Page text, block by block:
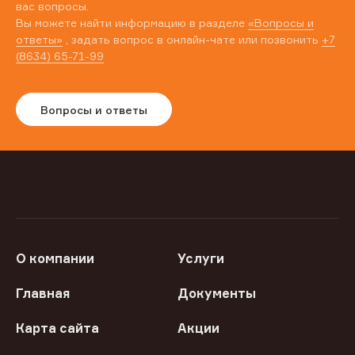
вас вопросы.
Вы можете найти информацию в разделе «Вопросы и
ответы» , задать вопрос в онлайн-чате или позвонить +7
(8634) 65-71-99
Вопросы и ответы
О компании Услуги
Главная Документы
Карта сайта Акции